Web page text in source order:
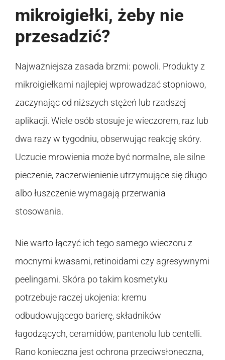
mikroigiełki, żeby nie
przesadzić?
Najważniejsza zasada brzmi: powoli. Produkty z
mikroigiełkami najlepiej wprowadzać stopniowo,
zaczynając od niższych stężeń lub rzadszej
aplikacji. Wiele osób stosuje je wieczorem, raz lub
dwa razy w tygodniu, obserwując reakcję skóry.
Uczucie mrowienia może być normalne, ale silne
pieczenie, zaczerwienienie utrzymujące się długo
albo łuszczenie wymagają przerwania
stosowania.
Nie warto łączyć ich tego samego wieczoru z
mocnymi kwasami, retinoidami czy agresywnymi
peelingami. Skóra po takim kosmetyku
potrzebuje raczej ukojenia: kremu
odbudowującego barierę, składników
łagodzących, ceramidów, pantenolu lub centelli.
Rano konieczna jest ochrona przeciwsłoneczna,